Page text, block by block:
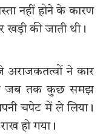
नहीं होने के कारण
खड़ी की जाती थी।
अराजकतत्वों ने कार
जब तक कुछ समझ
चपेट में ले लिया।
हो गया।